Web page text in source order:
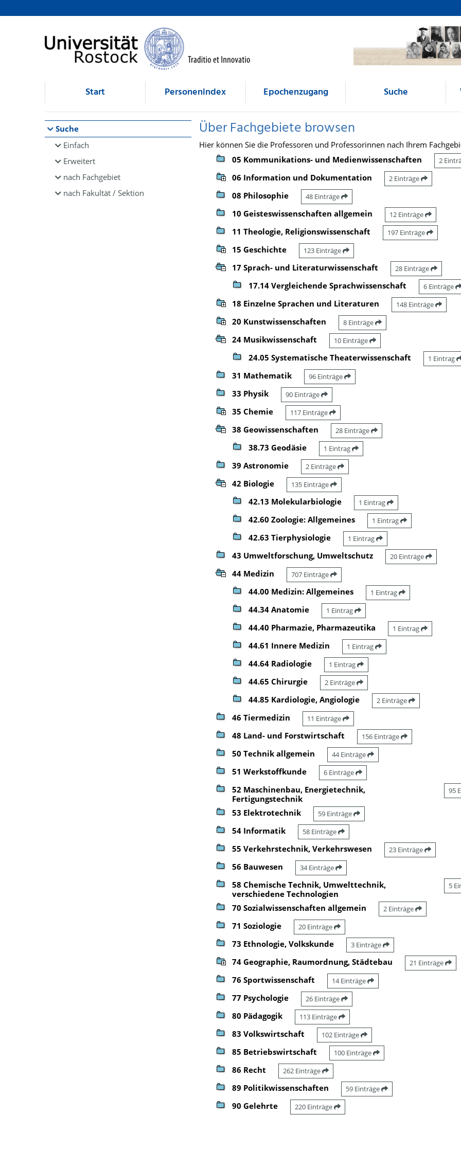
Browsen
direkt zum Inhalt
Start Personenindex Epochenzugang Suche
Suche
Einfach
Erweitert
nach Fachgebiet
nach Fakultät / Sektion
Über Fachgebiete browsen
Hier können Sie die Professoren und Professorinnen nach Ihrem
05 Kommunikations- und Medienwissenschaften
2
06 Information und Dokumentation 2 Einträge
08 Philosophie 48 Einträge
10 Geisteswissenschaften allgemein 12 Einträge
11 Theologie, Religionswissenschaft 197 Einträge
15 Geschichte 123 Einträge
17 Sprach- und Literaturwissenschaft 28 Einträge
17.14 Vergleichende Sprachwissenschaft 6 Einträge
18 Einzelne Sprachen und Literaturen 148 Einträge
20 Kunstwissenschaften 8 Einträge
24 Musikwissenschaft 10 Einträge
24.05 Systematische Theaterwissenschaft 1 Eintrag
31 Mathematik 96 Einträge
33 Physik 90 Einträge
35 Chemie 117 Einträge
38 Geowissenschaften 28 Einträge
38.73 Geodäsie 1 Eintrag
39 Astronomie 2 Einträge
42 Biologie 135 Einträge
42.13 Molekularbiologie 1 Eintrag
42.60 Zoologie: Allgemeines 1 Eintrag
42.63 Tierphysiologie 1 Eintrag
43 Umweltforschung, Umweltschutz 20 Einträge
44 Medizin 707 Einträge
44.00 Medizin: Allgemeines 1 Eintrag
44.34 Anatomie 1 Eintrag
44.40 Pharmazie, Pharmazeutika 1 Eintrag
44.61 Innere Medizin 1 Eintrag
44.64 Radiologie 1 Eintrag
44.65 Chirurgie 2 Einträge
44.85 Kardiologie, Angiologie 2 Einträge
46 Tiermedizin 11 Einträge
48 Land- und Forstwirtschaft 156 Einträge
50 Technik allgemein 44 Einträge
51 Werkstoffkunde 6 Einträge
52 Maschinenbau, Energietechnik,
Fertigungstechnik
95
53 Elektrotechnik 59 Einträge
54 Informatik 58 Einträge
55 Verkehrstechnik, Verkehrswesen 23 Einträge
56 Bauwesen 34 Einträge
58 Chemische Technik, Umwelttechnik,
verschiedene Technologien
5
70 Sozialwissenschaften allgemein 2 Einträge
71 Soziologie 20 Einträge
73 Ethnologie, Volkskunde 3 Einträge
74 Geographie, Raumordnung, Städtebau 21 Einträge
76 Sportwissenschaft 14 Einträge
77 Psychologie 26 Einträge
80 Pädagogik 113 Einträge
83 Volkswirtschaft 102 Einträge
85 Betriebswirtschaft 100 Einträge
86 Recht 262 Einträge
89 Politikwissenschaften 59 Einträge
90 Gelehrte 220 Einträge